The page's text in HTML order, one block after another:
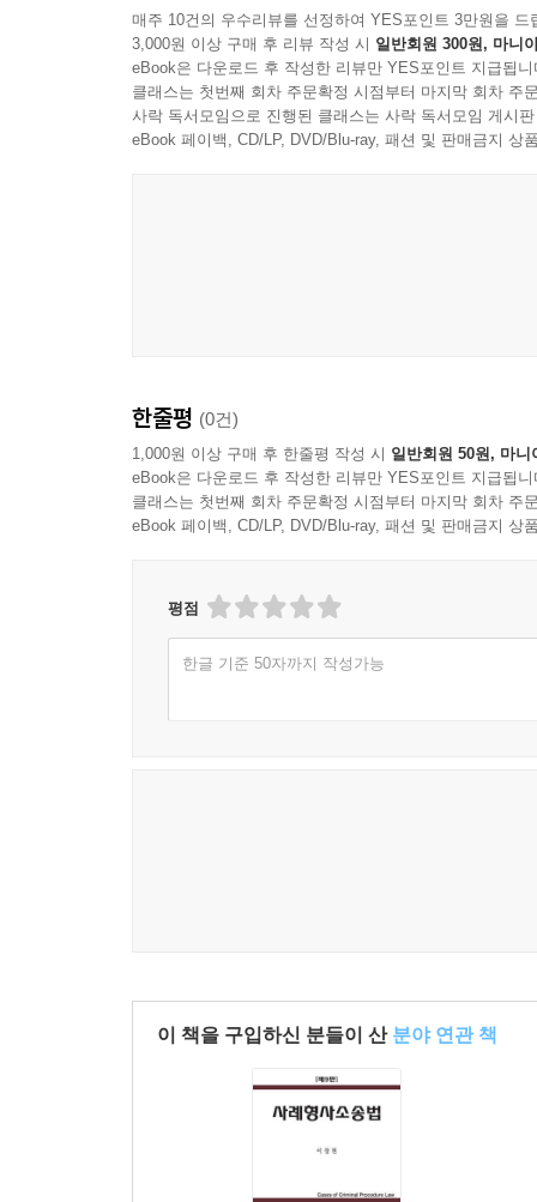
매주 10건의 우수리뷰를 선정하여 YES포인트 3만원을 드
3,000원 이상 구매 후 리뷰 작성 시 일반회원 300원, 마니
eBook은 다운로드 후 작성한 리뷰만 YES포인트 지급됩니
클래스는 첫번째 회차 주문확정 시점부터 마지막 회차 주
사락 독서모임으로 진행된 클래스는 사락 독서모임 게시
eBook 페이백, CD/LP, DVD/Blu-ray, 패션 및 판매금지 상
한줄평 (0건)
1,000원 이상 구매 후 한줄평 작성 시 일반회원 50원, 마니
eBook은 다운로드 후 작성한 리뷰만 YES포인트 지급됩니
클래스는 첫번째 회차 주문확정 시점부터 마지막 회차 주
eBook 페이백, CD/LP, DVD/Blu-ray, 패션 및 판매금지 상
평점
한글 기준 50자까지 작성가능
이 책을 구입하신 분들이 산 분야 연관 책